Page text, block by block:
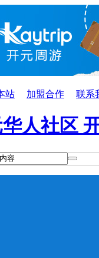
站 加盟合作 联系
人社区